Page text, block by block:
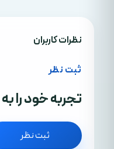
نظرات کاربران
ثبت نظر
تجربه خود را
ثبت نظر